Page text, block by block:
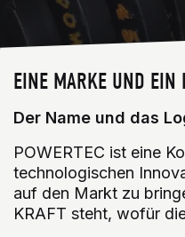
EINE MARKE UND EIN
Der Name und das
POWERTEC ist eine
technologischen
auf den Markt zu
KRAFT steht, wofür